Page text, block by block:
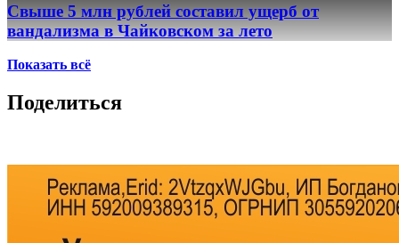
Свыше 5 млн рублей составил ущерб от
вандализма в Чайковском за лето
Показать всё
Поделиться